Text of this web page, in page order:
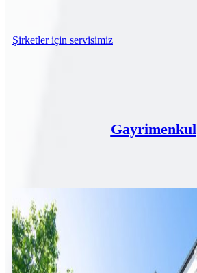
Şirketler için servisimiz
Gayrimenkul